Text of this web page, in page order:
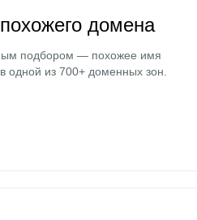
домена
подбором — похожее имя
одной из 700+ доменных зон.